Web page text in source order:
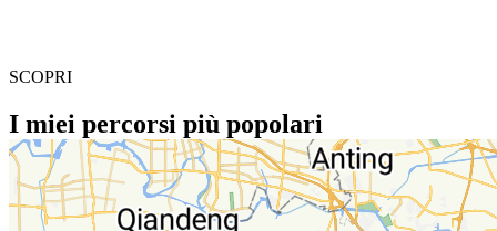
SCOPRI
I miei percorsi più popolari